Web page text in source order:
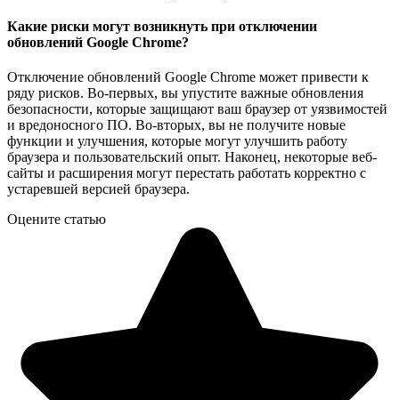
Какие риски могут возникнуть при отключении
обновлений Google Chrome?
Отключение обновлений Google Chrome может привести к
ряду рисков. Во-первых, вы упустите важные обновления
безопасности, которые защищают ваш браузер от уязвимостей
и вредоносного ПО. Во-вторых, вы не получите новые
функции и улучшения, которые могут улучшить работу
браузера и пользовательский опыт. Наконец, некоторые веб-
сайты и расширения могут перестать работать корректно с
устаревшей версией браузера.
Оцените статью